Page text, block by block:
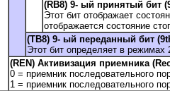
(RB8) 9- ый принятый бит
Этот бит отображает
отображается состояние
(TB8) 9- ый переданный бит
Этот бит определяет в режимах
(REN) Активизация приемника
0 = приемник последовательного
1 = приемник последовательного